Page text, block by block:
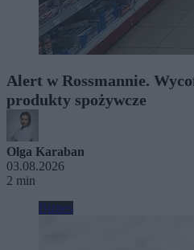
Alert w Rossmannie.
produkty spożywcze
Olga Karaban
03.08.2026
2 min
Biznes